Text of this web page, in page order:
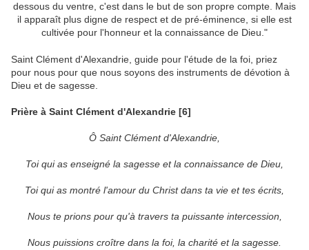
dessous du ventre, c'est dans le but de son propre compte. Mais
il apparaît plus digne de respect et de pré-éminence, si elle est
cultivée pour l'honneur et la connaissance de Dieu."
Saint Clément d'Alexandrie, guide pour l'étude de la foi, priez
pour nous pour que nous soyons des instruments de dévotion à
Dieu et de sagesse.
Prière à Saint Clément d'Alexandrie [6]
Ô Saint Clément d'Alexandrie,
Toi qui as enseigné la sagesse et la connaissance de Dieu,
Toi qui as montré l'amour du Christ dans ta vie et tes écrits,
Nous te prions pour qu'à travers ta puissante intercession,
Nous puissions croître dans la foi, la charité et la sagesse.